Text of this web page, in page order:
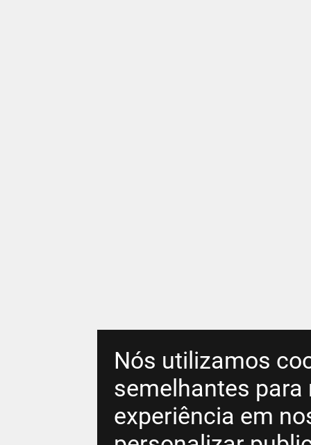
Nós utilizamos
semelhantes para
experiência em